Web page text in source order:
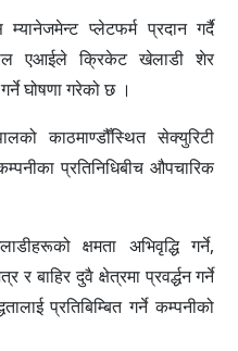
प्लेटफर्म प्रदान गर्दै
एआईले क्रिकेट खेलाडी शेर
घोषणा गरेको छ ।
काठमाण्डौँस्थित सेक्युरिटी
प्रतिनिधिबीच औपचारिक
क्षमता अभिवृद्धि गर्ने,
बाहिर दुवै क्षेत्रमा प्रवर्द्धन गर्ने
प्रतिबिम्बित गर्ने कम्पनीको